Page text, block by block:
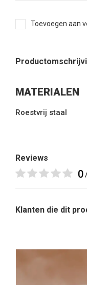
Toevoegen aan
MATERIALEN
Roestvrij staal
Reviews
0
Klanten die dit